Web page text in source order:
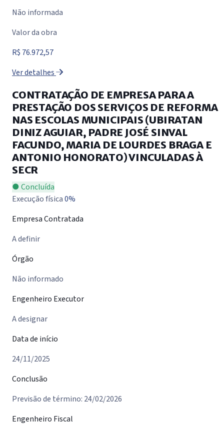
Não informada
Valor da obra
R$ 76.972,57
Ver detalhes
CONTRATAÇÃO DE EMPRESA PARA A
PRESTAÇÃO DOS SERVIÇOS DE REFORMA
NAS ESCOLAS MUNICIPAIS (UBIRATAN
DINIZ AGUIAR, PADRE JOSÉ SINVAL
FACUNDO, MARIA DE LOURDES BRAGA E
ANTONIO HONORATO) VINCULADAS À
SECR
● Concluída
Execução física0%
Empresa Contratada
A definir
Órgão
Não informado
Engenheiro Executor
A designar
Data de início
24/11/2025
Conclusão
Previsão de término: 24/02/2026
Engenheiro Fiscal